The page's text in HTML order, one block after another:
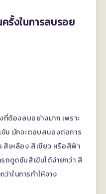
รั้งในการลบรอย
ต้องลบอย่างมาก เพราะ
ข้ม มักจะตอบสนองต่อการ
สีเหลือง สีเขียว หรือสีฟ้า
ถดูดซับสีเข้มได้ง่ายกว่า สี
าในการทำให้จาง